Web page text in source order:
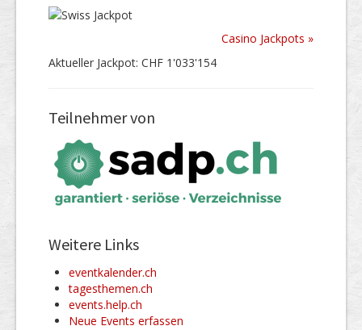
Casino Jackpots »
Aktueller Jackpot: CHF 1'033'154
Teilnehmer von
Weitere Links
eventkalender.ch
tagesthemen.ch
events.help.ch
Neue Events erfassen